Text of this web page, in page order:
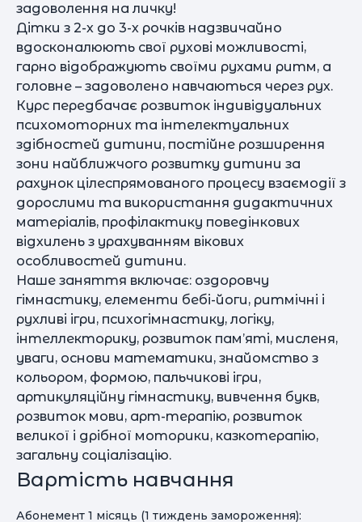
задоволення на личку!
Дітки з 2-х до 3-х рочків надзвичайно
вдосконалюють свої рухові можливості,
гарно відображують своїми рухами ритм, а
головне – задоволено навчаються через рух.
Курс передбачає розвиток індивідуальних
психомоторних та інтелектуальних
здібностей дитини, постійне розширення
зони найближчого розвитку дитини за
рахунок цілеспрямованого процесу взаємодії з
дорослими та використання дидактичних
матеріалів, профілактику поведінкових
відхилень з урахуванням вікових
особливостей дитини.
Наше заняття включає: оздоровчу
гімнастику, елементи бебі-йоги, ритмічні і
рухливі ігри, психогімнастику, логіку,
інтеллекторику, розвиток пам’яті, мисленя,
уваги, основи математики, знайомство з
кольором, формою, пальчикові ігри,
артикуляційну гімнастику, вивчення букв,
розвиток мови, арт-терапію, розвиток
великої і дрібної моторики, казкотерапію,
загальну соціалізацію.
Вартість навчання
Абонемент 1 місяць (1 тиждень замороження):